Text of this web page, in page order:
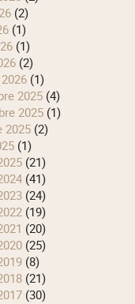
(2)
(1)
(1)
(2)
(1)
2025(4)
2025(1)
2025(2)
(1)
(21)
(41)
(24)
(19)
(20)
(25)
(8)
(21)
(30)